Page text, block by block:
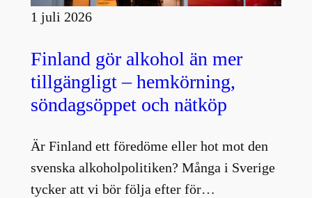
1 juli 2026
Finland gör alkohol än mer
tillgängligt – hemkörning,
söndagsöppet och nätköp
Är Finland ett föredöme eller hot mot den
svenska alkoholpolitiken? Många i Sverige
tycker att vi bör följa efter för…